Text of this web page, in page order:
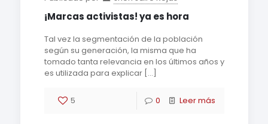
¡Marcas activistas! ya es hora
Tal vez la segmentación de la población
según su generación, la misma que ha
tomado tanta relevancia en los últimos años y
es utilizada para explicar[…]
5 0 Leer más